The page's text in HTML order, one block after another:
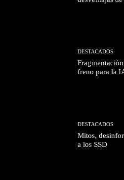
DESTACADOS
freno para la
DESTACADOS
Mitos,
a los SSD